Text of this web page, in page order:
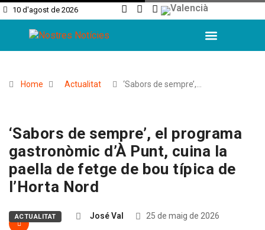
10 d'agost de 2026
Home Actualitat ‘Sabors de sempre’,…
‘Sabors de sempre’, el programa
gastronòmic d’À Punt, cuina la
paella de fetge de bou típica de
l’Horta Nord
ACTUALITAT José Val 25 de maig de 2026